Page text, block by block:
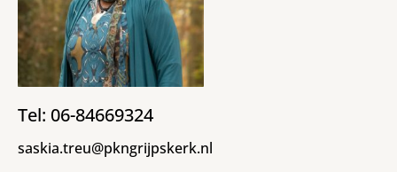
Tel: 06-84669324
saskia.treu@pkngrijpskerk.nl